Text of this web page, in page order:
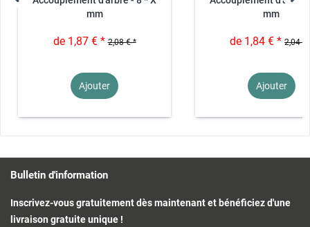
mm
de 1,87 € * 2,08 € *
Ajouter
mm
de 1,84 € * 2,04 €
Ajouter
Bulletin d'information
Inscrivez-vous gratuitement dès maintenant et bénéficiez d'une
livraison gratuite unique !